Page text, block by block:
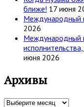
ближе! 17 июня
Международный
2026
Международный
июня 2026
Архивы
Архивы